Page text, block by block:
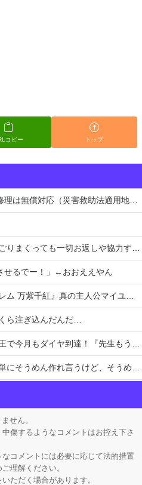
コピー トップ
は無償対応（災害救助法適用地域）
切お返しや協力する気がないプレイヤーいるけど…
せるでー！」←おおええやん
』真の主人公マイユニはキャラメイクが可能
ら注ぎ込んだんだ…
しかなくなっとりますやん』『とんでもないバケモンを産み出してしまった』
作れ言うけど、そうめん作りて地獄なんよ」
、、、
から背中を刺してくれｗｗｗ
せん。
傷するようなコメントはお控え下さ
コメントには必要に応じて法的措置
理解ください。
ただく場合があります。